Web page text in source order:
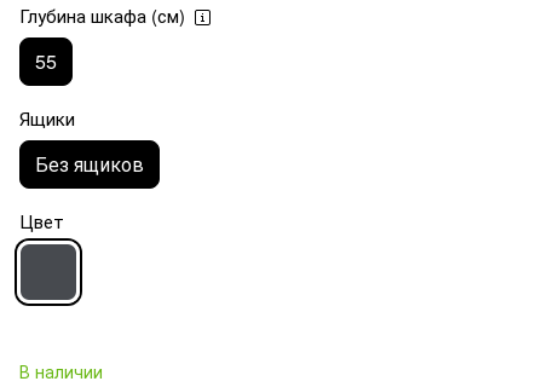
Глубина шкафа (см)
55
Ящики
Без ящиков
Цвет
В наличии